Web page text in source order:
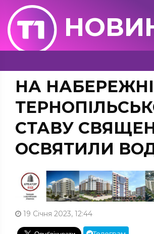
НА
СТАВУ
ОСВЯТИЛИ
19 Січня 2023, 12:44